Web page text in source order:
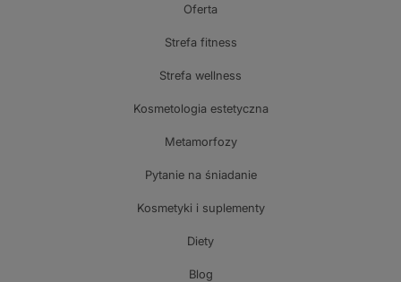
Oferta
Strefa fitness
Strefa wellness
Kosmetologia estetyczna
Metamorfozy
Pytanie na śniadanie
Kosmetyki i suplementy
Diety
Blog